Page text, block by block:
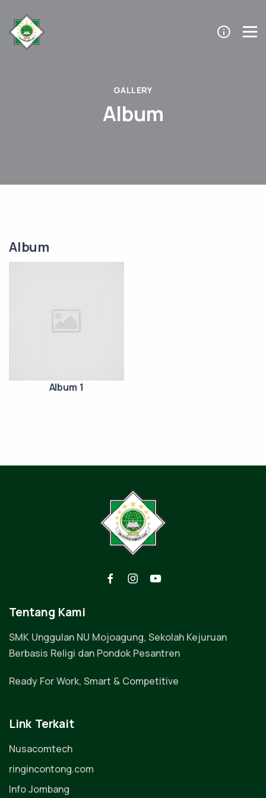
GALLERY
Album
Album
Album 1
Tentang Kami
SMK Unggulan NU Mojoagung, Sekolah Kejuruan
Berbasis Religi dan Pondok Pesantren
Ready For Work, Smart & Competitive
Link Terkait
Nusacomtech
ringincontong.com
Info Jombang